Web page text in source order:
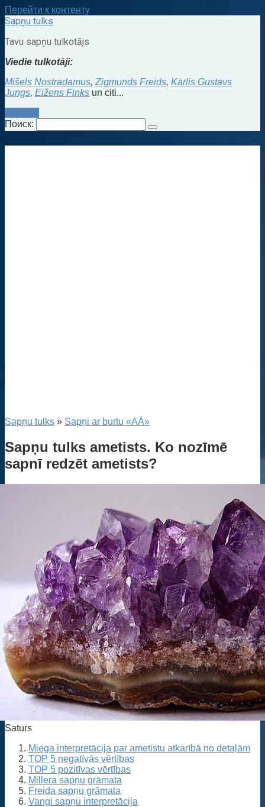
Перейти к контенту
Sapņu tulks
Tavu sapņu tulkotājs
Viedie tulkotāji:
Mišels Nostradamus, Zigmunds Freids, Kārlis Gustavs
Jungs, Eižens Finks un citi...
Kontakti
Поиск:
Sapņu tulks » Sapņi ar burtu «AĀ»
Sapņu tulks ametists. Ko nozīmē
sapnī redzēt ametists?
Saturs
Miega interpretācija par ametistu atkarībā no detaļām
TOP 5 negatīvās vērtības
TOP 5 pozitīvas vērtības
Millera sapņu grāmata
Freida sapņu grāmata
Vangi sapņu interpretācija